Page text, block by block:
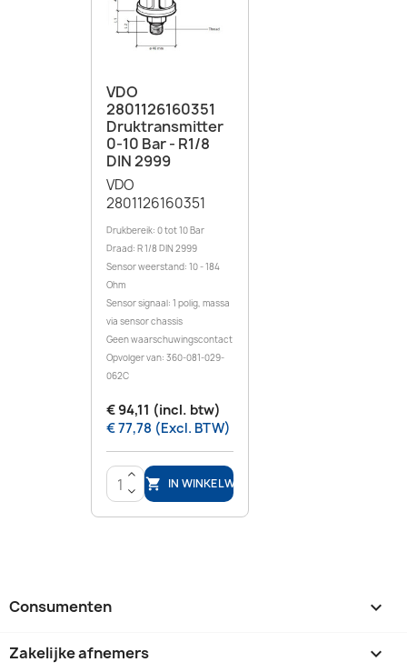
VDO
2801126160351
Druktransmitter
0-10 Bar - R1/8
DIN 2999
VDO
2801126160351
Drukbereik: 0 tot 10 Bar
Draad: R 1/8 DIN 2999
Sensor weerstand: 10 - 184
Ohm
Sensor signaal: 1 polig, massa
via sensor chassis
Geen waarschuwingscontact
Opvolger van: 360-081-029-
062C
€ 94,11 (incl. btw)
€ 77,78 (Excl. BTW)
>
<
 IN WINKELWAGEN
Consumenten 
Zakelijke afnemers 